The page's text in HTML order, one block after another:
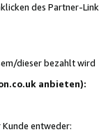
des Partner-
dieser bezahlt wird
anbieten):
entweder: